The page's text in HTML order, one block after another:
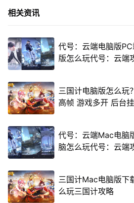
相关资讯
代号：云端电脑版
版怎么玩代号：云端
三国计电脑版怎么玩
高帧 游戏多开 后台
代号：云端Mac电脑
脑怎么玩代号：云端
三国计Mac电脑版下
么玩三国计攻略